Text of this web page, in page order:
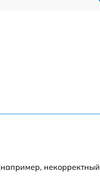
некорректный